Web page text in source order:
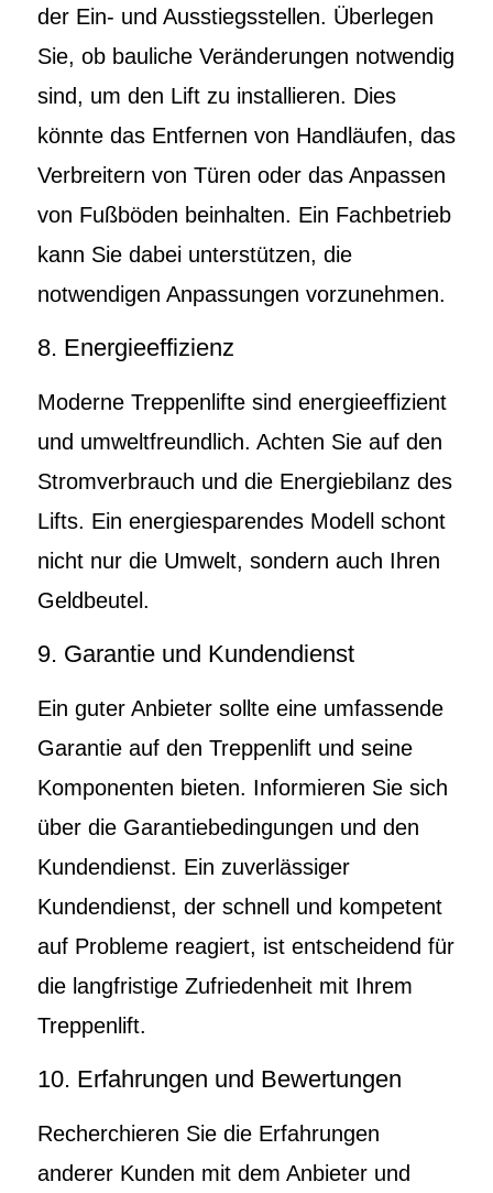
der Ein- und Ausstiegsstellen. Überlegen
Sie, ob bauliche Veränderungen notwendig
sind, um den Lift zu installieren. Dies
könnte das Entfernen von Handläufen, das
Verbreitern von Türen oder das Anpassen
von Fußböden beinhalten. Ein Fachbetrieb
kann Sie dabei unterstützen, die
notwendigen Anpassungen vorzunehmen.
8. Energieeffizienz
Moderne Treppenlifte sind energieeffizient
und umweltfreundlich. Achten Sie auf den
Stromverbrauch und die Energiebilanz des
Lifts. Ein energiesparendes Modell schont
nicht nur die Umwelt, sondern auch Ihren
Geldbeutel.
9. Garantie und Kundendienst
Ein guter Anbieter sollte eine umfassende
Garantie auf den Treppenlift und seine
Komponenten bieten. Informieren Sie sich
über die Garantiebedingungen und den
Kundendienst. Ein zuverlässiger
Kundendienst, der schnell und kompetent
auf Probleme reagiert, ist entscheidend für
die langfristige Zufriedenheit mit Ihrem
Treppenlift.
10. Erfahrungen und Bewertungen
Recherchieren Sie die Erfahrungen
anderer Kunden mit dem Anbieter und